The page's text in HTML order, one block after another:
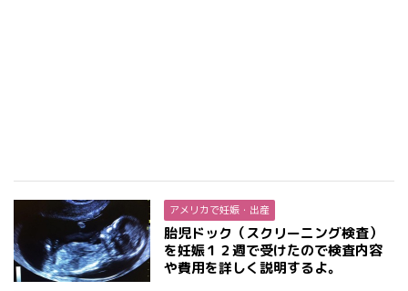
アメリカで妊娠・出産
胎児ドック（スクリーニング検査）
を妊娠１２週で受けたので検査内容
や費用を詳しく説明するよ。